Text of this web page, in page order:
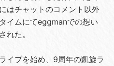
はチャットのコメント以外
イムにてeggmanでの想い
れた。
イブを始め、9周年の凱旋ラ